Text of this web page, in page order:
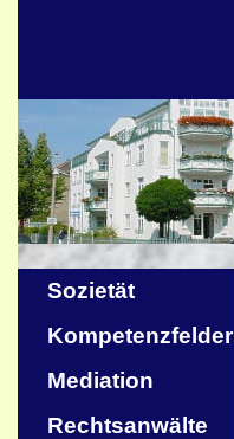
Sozietät
Kompetenzfelder
Mediation
Rechtsanwälte